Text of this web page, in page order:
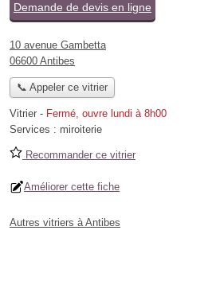
Demande de devis en ligne
10 avenue Gambetta
06600 Antibes
📞 Appeler ce vitrier
Vitrier - Fermé, ouvre lundi à 8h00
Services : miroiterie
Recommander ce vitrier
Améliorer cette fiche
Autres vitriers à Antibes